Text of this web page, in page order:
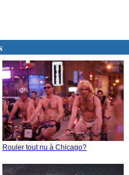
Rouler tout nu à Chicago?